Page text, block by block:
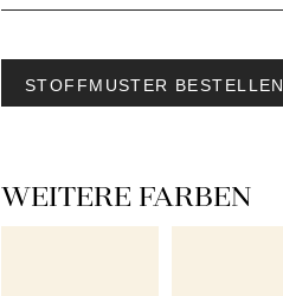
STOFFMUSTER BESTELLEN
WEITERE FARBEN